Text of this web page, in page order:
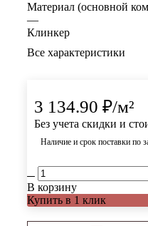
Материал (основной
—
Клинкер
Все характеристики
3 134.90 ₽/м²
Без учета скидки и
Наличие и срок поставки по
В корзину
Купить в 1 клик